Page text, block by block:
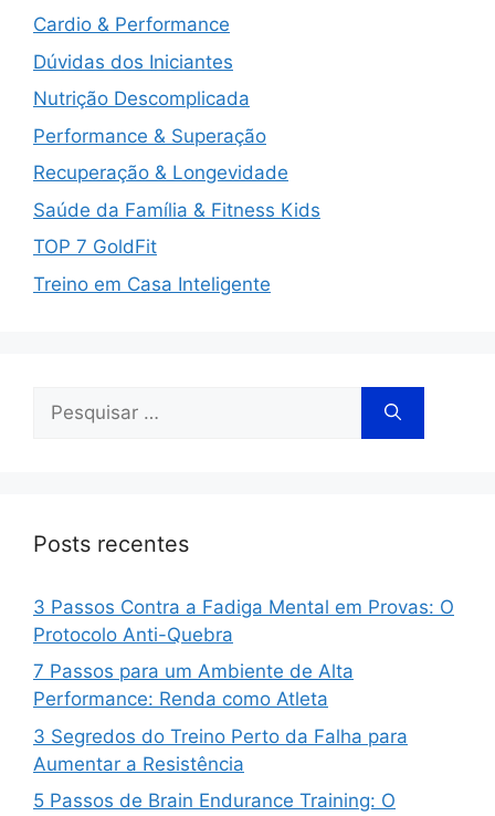
Cardio & Performance
Dúvidas dos Iniciantes
Nutrição Descomplicada
Performance & Superação
Recuperação & Longevidade
Saúde da Família & Fitness Kids
TOP 7 GoldFit
Treino em Casa Inteligente
Posts recentes
3 Passos Contra a Fadiga Mental em Provas: O
Protocolo Anti-Quebra
7 Passos para um Ambiente de Alta
Performance: Renda como Atleta
3 Segredos do Treino Perto da Falha para
Aumentar a Resistência
5 Passos de Brain Endurance Training: O